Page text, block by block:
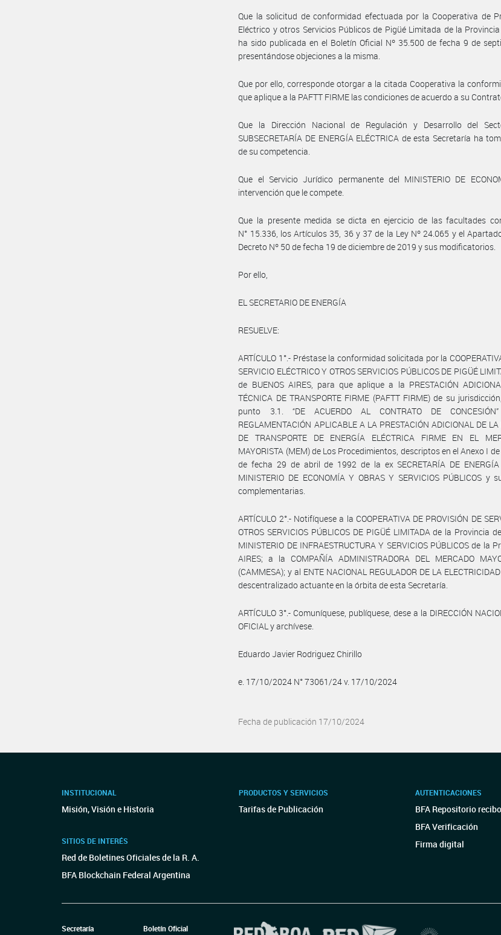
Que la solicitud de conformidad efectuada por la Cooperativa de
Eléctrico y otros Servicios Públicos de Pigüé Limitada de la Provincia
ha sido publicada en el Boletín Oficial Nº 35.500 de fecha 9 de
presentándose objeciones a la misma.
Que por ello, corresponde otorgar a la citada Cooperativa la
que aplique a la PAFTT FIRME las condiciones de acuerdo a su
Que la Dirección Nacional de Regulación y Desarrollo del
SUBSECRETARÍA DE ENERGÍA ELÉCTRICA de esta Secretaría ha
de su competencia.
Que el Servicio Jurídico permanente del MINISTERIO DE
intervención que le compete.
Que la presente medida se dicta en ejercicio de las facultades
N° 15.336, los Artículos 35, 36 y 37 de la Ley Nº 24.065 y el
Decreto Nº 50 de fecha 19 de diciembre de 2019 y sus modificatorios.
Por ello,
EL SECRETARIO DE ENERGÍA
RESUELVE:
ARTÍCULO 1°.- Préstase la conformidad solicitada por la
SERVICIO ELÉCTRICO Y OTROS SERVICIOS PÚBLICOS DE PIGÜÉ
de BUENOS AIRES, para que aplique a la PRESTACIÓN
TÉCNICA DE TRANSPORTE FIRME (PAFTT FIRME) de su
punto 3.1. “DE ACUERDO AL CONTRATO DE
REGLAMENTACIÓN APLICABLE A LA PRESTACIÓN ADICIONAL DE
DE TRANSPORTE DE ENERGÍA ELÉCTRICA FIRME EN EL
MAYORISTA (MEM) de Los Procedimientos, descriptos en el Anexo I
de fecha 29 de abril de 1992 de la ex SECRETARÍA DE ENERGÍA
MINISTERIO DE ECONOMÍA Y OBRAS Y SERVICIOS PÚBLICOS y
complementarias.
ARTÍCULO 2°.- Notifíquese a la COOPERATIVA DE PROVISIÓN DE
OTROS SERVICIOS PÚBLICOS DE PIGÜÉ LIMITADA de la Provincia
MINISTERIO DE INFRAESTRUCTURA Y SERVICIOS PÚBLICOS de la
AIRES; a la COMPAÑÍA ADMINISTRADORA DEL MERCADO
(CAMMESA); y al ENTE NACIONAL REGULADOR DE LA
descentralizado actuante en la órbita de esta Secretaría.
ARTÍCULO 3°.- Comuníquese, publíquese, dese a la DIRECCIÓN
OFICIAL y archívese.
Eduardo Javier Rodriguez Chirillo
e. 17/10/2024 N° 73061/24 v. 17/10/2024
Fecha de publicación 17/10/2024
INSTITUCIONAL
Misión, Visión e Historia
SITIOS DE INTERÉS
Red de Boletines Oficiales de la R. A.
BFA Blockchain Federal Argentina
PRODUCTOS Y SERVICIOS
Tarifas de Publicación
AUTENTICACIONES
BFA Repositorio
BFA Verificación
Firma digital
Secretaría
Boletín Oficial